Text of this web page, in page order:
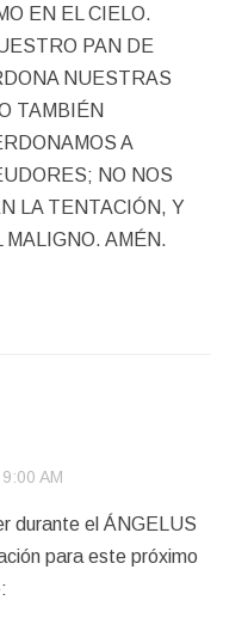
EN EL CIELO.
PAN DE
NUESTRAS
TAMBIÉN
A
NO NOS
LA TENTACIÓN, Y
MALIGNO. AMÉN.
AM
durante el ÁNGELUS
para este próximo